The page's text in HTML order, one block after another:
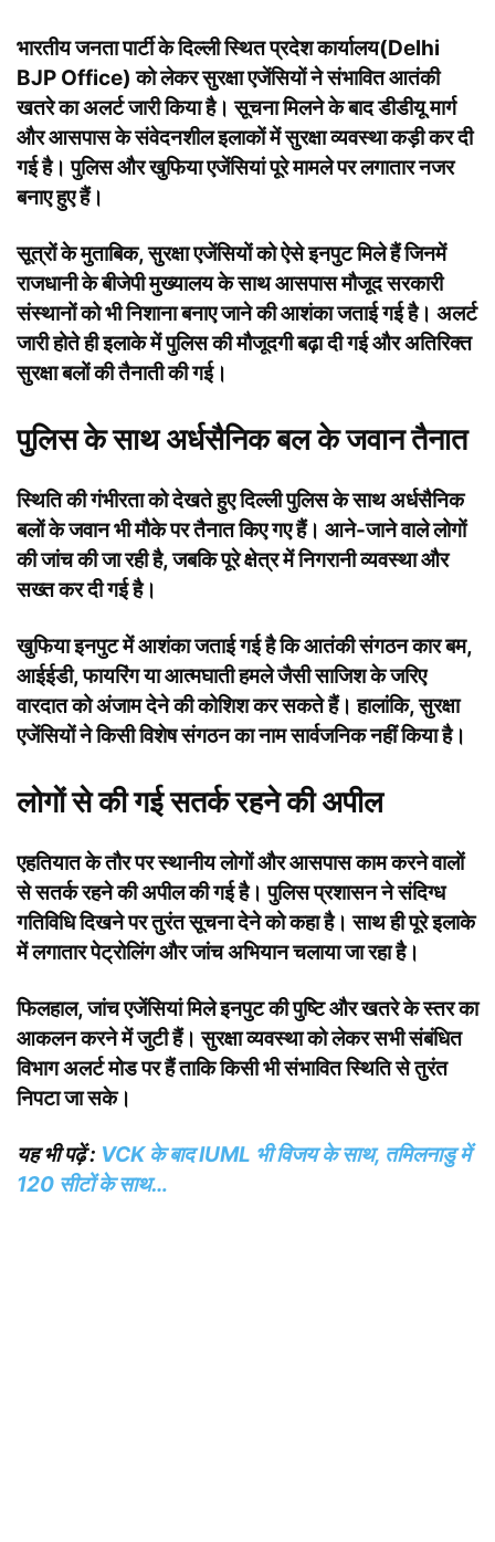
भारतीय जनता पार्टी के दिल्ली स्थित प्रदेश कार्यालय(Delhi
BJP Office) को लेकर सुरक्षा एजेंसियों ने संभावित आतंकी
खतरे का अलर्ट जारी किया है। सूचना मिलने के बाद डीडीयू मार्ग
और आसपास के संवेदनशील इलाकों में सुरक्षा व्यवस्था कड़ी कर दी
गई है। पुलिस और खुफिया एजेंसियां पूरे मामले पर लगातार नजर
बनाए हुए हैं।
सूत्रों के मुताबिक, सुरक्षा एजेंसियों को ऐसे इनपुट मिले हैं जिनमें
राजधानी के बीजेपी मुख्यालय के साथ आसपास मौजूद सरकारी
संस्थानों को भी निशाना बनाए जाने की आशंका जताई गई है। अलर्ट
जारी होते ही इलाके में पुलिस की मौजूदगी बढ़ा दी गई और अतिरिक्त
सुरक्षा बलों की तैनाती की गई।
पुलिस के साथ अर्धसैनिक बल के जवान तैनात
स्थिति की गंभीरता को देखते हुए दिल्ली पुलिस के साथ अर्धसैनिक
बलों के जवान भी मौके पर तैनात किए गए हैं। आने-जाने वाले लोगों
की जांच की जा रही है, जबकि पूरे क्षेत्र में निगरानी व्यवस्था और
सख्त कर दी गई है।
खुफिया इनपुट में आशंका जताई गई है कि आतंकी संगठन कार बम,
आईईडी, फायरिंग या आत्मघाती हमले जैसी साजिश के जरिए
वारदात को अंजाम देने की कोशिश कर सकते हैं। हालांकि, सुरक्षा
एजेंसियों ने किसी विशेष संगठन का नाम सार्वजनिक नहीं किया है।
लोगों से की गई सतर्क रहने की अपील
एहतियात के तौर पर स्थानीय लोगों और आसपास काम करने वालों
से सतर्क रहने की अपील की गई है। पुलिस प्रशासन ने संदिग्ध
गतिविधि दिखने पर तुरंत सूचना देने को कहा है। साथ ही पूरे इलाके
में लगातार पेट्रोलिंग और जांच अभियान चलाया जा रहा है।
फिलहाल, जांच एजेंसियां मिले इनपुट की पुष्टि और खतरे के स्तर का
आकलन करने में जुटी हैं। सुरक्षा व्यवस्था को लेकर सभी संबंधित
विभाग अलर्ट मोड पर हैं ताकि किसी भी संभावित स्थिति से तुरंत
निपटा जा सके।
यह भी पढ़ें : VCK के बाद IUML भी विजय के साथ, तमिलनाडु में
120 सीटों के साथ…